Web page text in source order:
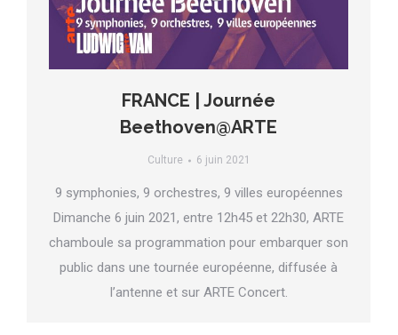
FRANCE | Journée
Beethoven@ARTE
Culture 6 juin 2021
9 symphonies, 9 orchestres, 9 villes européennes
Dimanche 6 juin 2021, entre 12h45 et 22h30, ARTE
chamboule sa programmation pour embarquer son
public dans une tournée européenne, diffusée à
l’antenne et sur ARTE Concert.